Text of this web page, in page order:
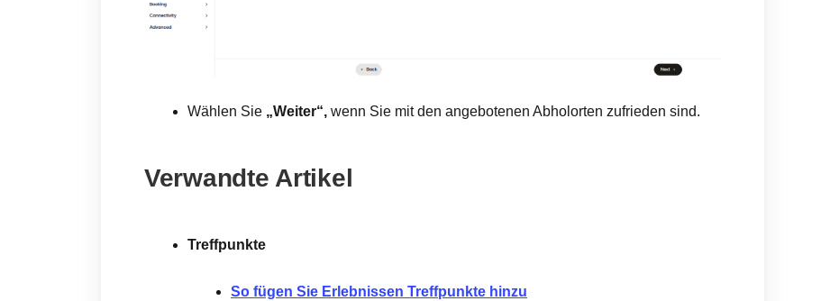
Wählen Sie „Weiter“, wenn Sie mit den angebotenen Abholorten zufrieden sind.
Verwandte Artikel
Treffpunkte
So fügen Sie Erlebnissen Treffpunkte hinzu